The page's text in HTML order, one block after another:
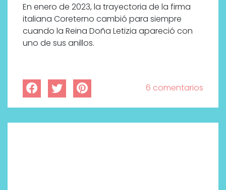
En enero de 2023, la trayectoria de la firma
italiana Coreterno cambió para siempre
cuando la Reina Doña Letizia apareció con
uno de sus anillos.
6 comentarios